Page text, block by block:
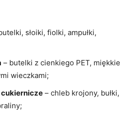
słoiki, fiolki, ampułki,
– butelki z cienkiego PET, miękkie
wieczkami;
– chleb krojony, bułki,